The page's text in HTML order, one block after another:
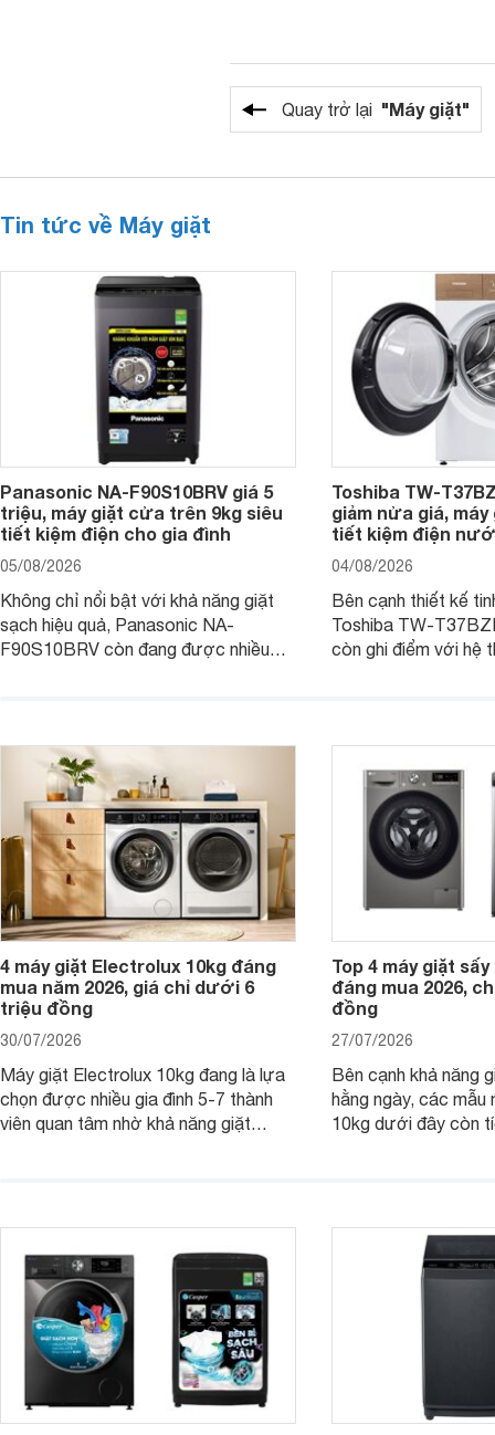
Quay trở lại "Máy giặt"
Tin tức về Máy giặt
Panasonic NA-F90S10BRV giá 5
triệu, máy giặt cửa trên 9kg siêu
tiết kiệm điện cho gia đình
05/08/2026
Không chỉ nổi bật với khả năng giặt
sạch hiệu quả, Panasonic NA-
F90S10BRV còn đang được nhiều
giặt cửa trên 9kg.
Toshiba TW-
giảm nửa giá,
tiết kiệm điện
04/08/2026
Bên cạnh thiết kế
Toshiba TW-
còn ghi điểm với hệ
giặt.
4 máy giặt Electrolux 10kg đáng
mua năm 2026, giá chỉ dưới 6
triệu đồng
30/07/2026
Máy giặt Electrolux 10kg đang là lựa
chọn được nhiều gia đình 5-7 thành
viên quan tâm nhờ khả năng giặt
Top 4 máy giặt
đáng mua 2026,
đồng
27/07/2026
Bên cạnh khả năng
hằng ngày, các mẫu
10kg dưới đây còn